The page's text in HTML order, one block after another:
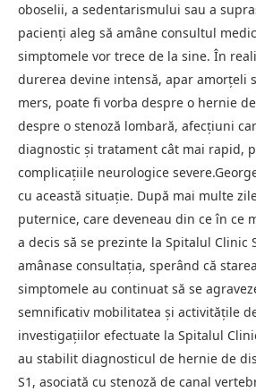
oboselii, a sedentarismului sau a
pacienți aleg să amâne consultul
simptomele vor trece de la sine. În
durerea devine intensă, apar amorțeli
mers, poate fi vorba despre o hernie
despre o stenoză lombară, afecțiuni
diagnostic și tratament cât mai rapid,
complicațiile neurologice
cu această situație. După mai multe
puternice, care deveneau din ce în ce
a decis să se prezinte la Spitalul Clinic
amânase consultația, sperând că
simptomele au continuat să se
semnificativ mobilitatea și activitățile
investigațiilor efectuate la Spitalul
au stabilit diagnosticul de hernie de
S1, asociată cu stenoză de canal